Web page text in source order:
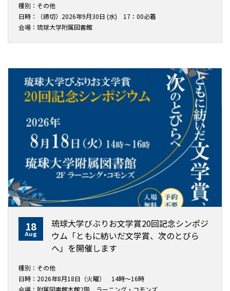
種別：その他
日時：（締切）2026年9月30日 (水) 17：00必着
会場：琉球大学附属図書館
18
Aug
琉球大学びぶりお文学賞20回記念シンポジ
ウム「ともに紡いだ文学賞、次のとびら
へ」を開催します
種別：その他
日時：2026年8月18日（火曜） 14時～16時
会場：附属図書館本館2階 ラーニング・コモンズ